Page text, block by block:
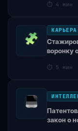
⏱ 4 мин
воронку
⏱ 5 мин
закон о